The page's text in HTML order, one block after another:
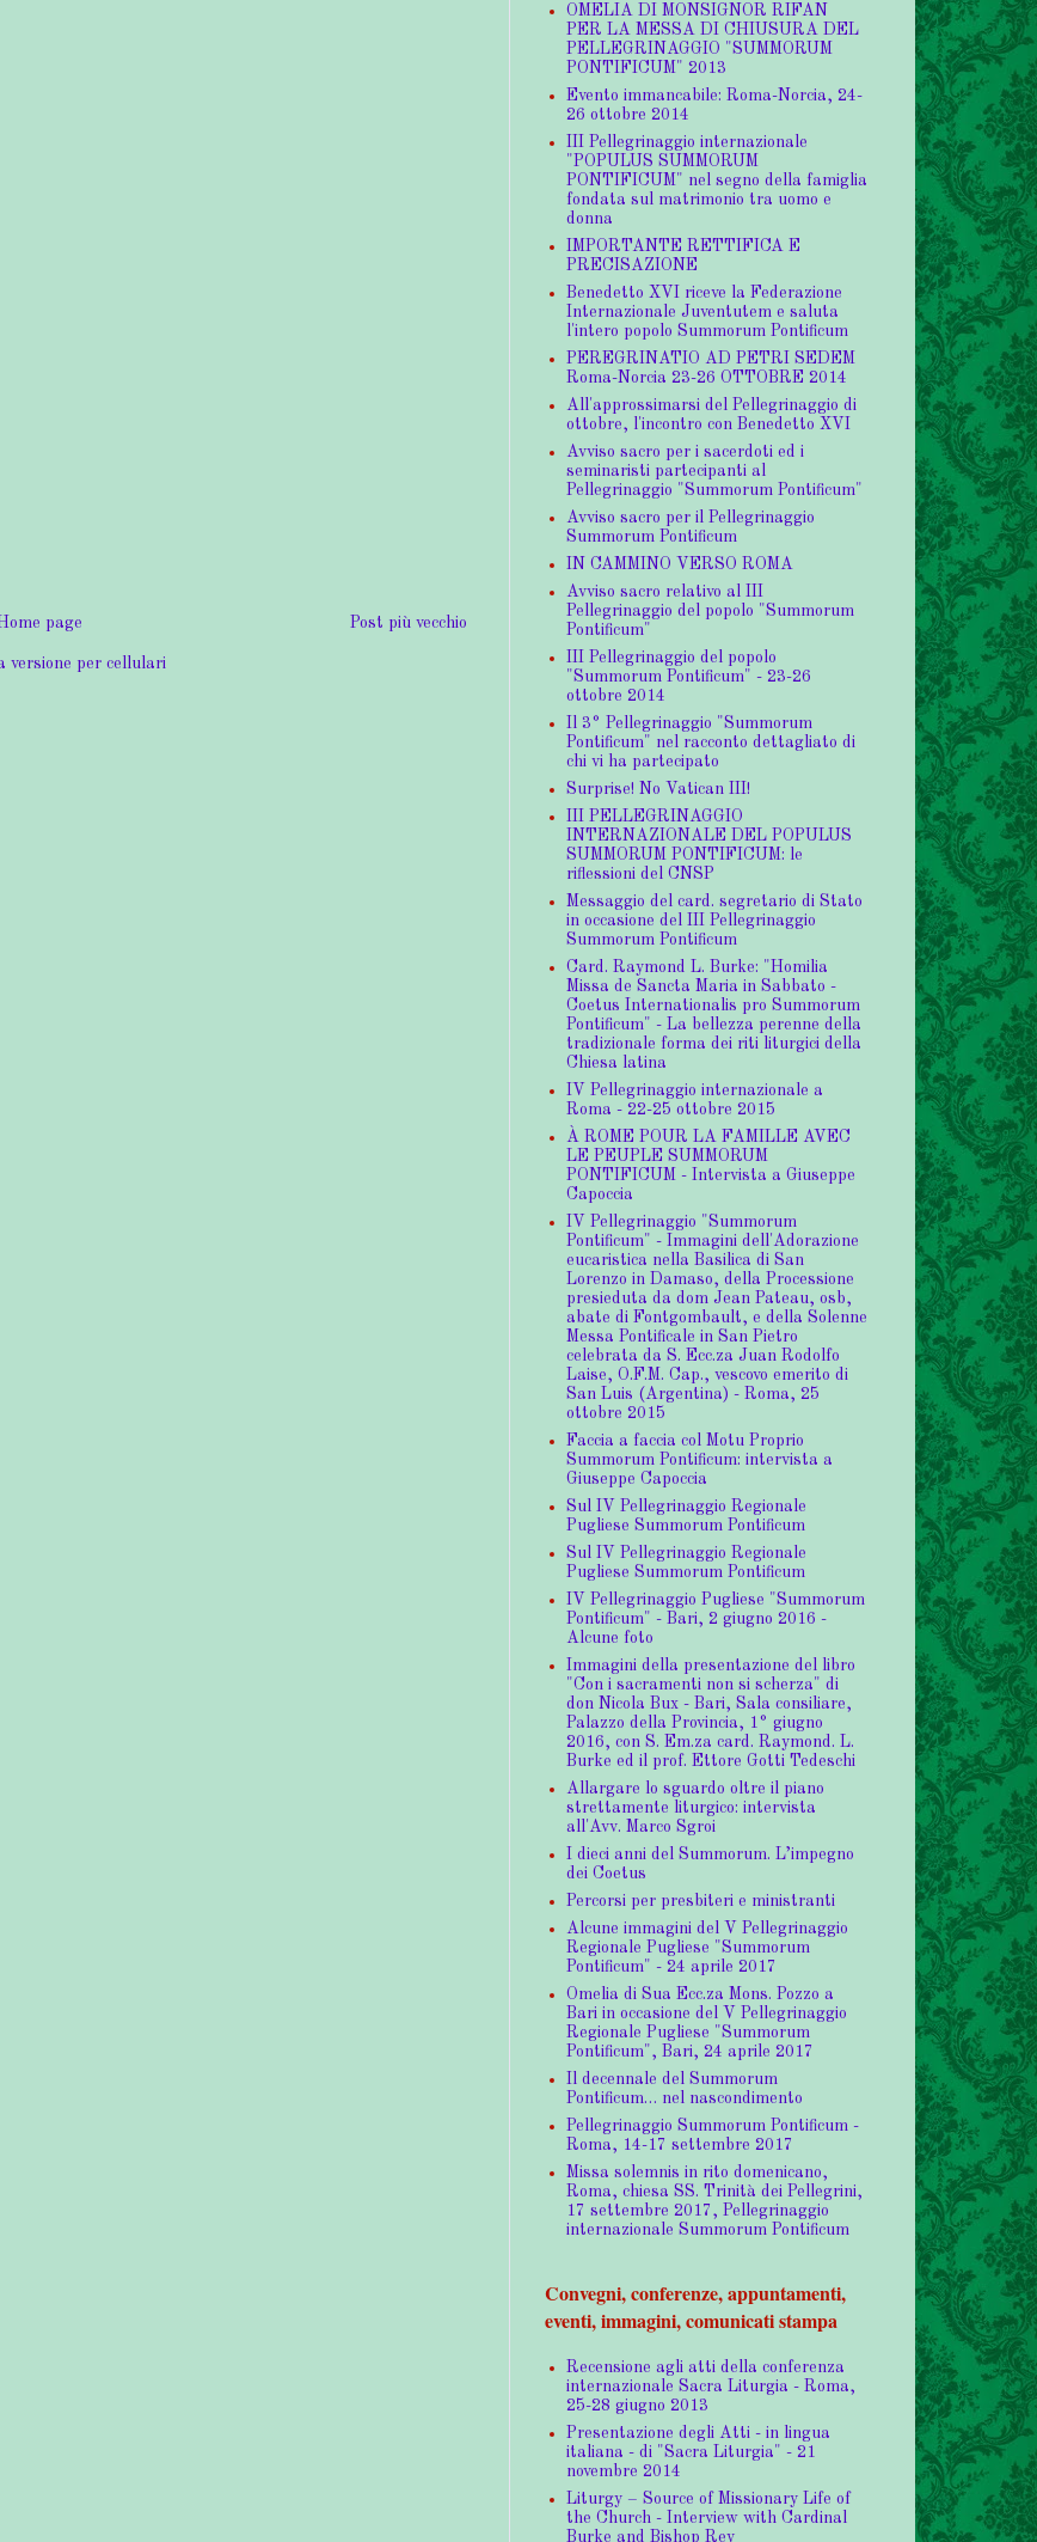
Post più vecchio
page
versione per cellulari
OMELIA DI MONSIGNOR RIFAN
PER LA MESSA DI CHIUSURA DEL
PELLEGRINAGGIO "SUMMORUM
PONTIFICUM" 2013
Evento immancabile: Roma-Norcia, 24-
26 ottobre 2014
III Pellegrinaggio internazionale
"POPULUS SUMMORUM
PONTIFICUM" nel segno della famiglia
fondata sul matrimonio tra uomo e
donna
IMPORTANTE RETTIFICA E
PRECISAZIONE
Benedetto XVI riceve la Federazione
Internazionale Juventutem e saluta
l'intero popolo Summorum Pontificum
PEREGRINATIO AD PETRI SEDEM
Roma-Norcia 23-26 OTTOBRE 2014
All'approssimarsi del Pellegrinaggio di
ottobre, l'incontro con Benedetto XVI
Avviso sacro per i sacerdoti ed i
seminaristi partecipanti al
Pellegrinaggio "Summorum Pontificum"
Avviso sacro per il Pellegrinaggio
Summorum Pontificum
IN CAMMINO VERSO ROMA
Avviso sacro relativo al III
Pellegrinaggio del popolo "Summorum
Pontificum"
III Pellegrinaggio del popolo
"Summorum Pontificum" - 23-26
ottobre 2014
Il 3° Pellegrinaggio "Summorum
Pontificum" nel racconto dettagliato di
chi vi ha partecipato
Surprise! No Vatican III!
III PELLEGRINAGGIO
INTERNAZIONALE DEL POPULUS
SUMMORUM PONTIFICUM: le
riflessioni del CNSP
Messaggio del card. segretario di Stato
in occasione del III Pellegrinaggio
Summorum Pontificum
Card. Raymond L. Burke: "Homilia
Missa de Sancta Maria in Sabbato -
Coetus Internationalis pro Summorum
Pontificum" - La bellezza perenne della
tradizionale forma dei riti liturgici della
Chiesa latina
IV Pellegrinaggio internazionale a
Roma - 22-25 ottobre 2015
À ROME POUR LA FAMILLE AVEC
LE PEUPLE SUMMORUM
PONTIFICUM - Intervista a Giuseppe
Capoccia
IV Pellegrinaggio "Summorum
Pontificum" - Immagini dell'Adorazione
eucaristica nella Basilica di San
Lorenzo in Damaso, della Processione
presieduta da dom Jean Pateau, osb,
abate di Fontgombault, e della Solenne
Messa Pontificale in San Pietro
celebrata da S. Ecc.za Juan Rodolfo
Laise, O.F.M. Cap., vescovo emerito di
San Luis (Argentina) - Roma, 25
ottobre 2015
Faccia a faccia col Motu Proprio
Summorum Pontificum: intervista a
Giuseppe Capoccia
Sul IV Pellegrinaggio Regionale
Pugliese Summorum Pontificum
Sul IV Pellegrinaggio Regionale
Pugliese Summorum Pontificum
IV Pellegrinaggio Pugliese "Summorum
Pontificum" - Bari, 2 giugno 2016 -
Alcune foto
Immagini della presentazione del libro
"Con i sacramenti non si scherza" di
don Nicola Bux - Bari, Sala consiliare,
Palazzo della Provincia, 1° giugno
2016, con S. Em.za card. Raymond. L.
Burke ed il prof. Ettore Gotti Tedeschi
Allargare lo sguardo oltre il piano
strettamente liturgico: intervista
all'Avv. Marco Sgroi
I dieci anni del Summorum. L’impegno
dei Coetus
Percorsi per presbiteri e ministranti
Alcune immagini del V Pellegrinaggio
Regionale Pugliese "Summorum
Pontificum" - 24 aprile 2017
Omelia di Sua Ecc.za Mons. Pozzo a
Bari in occasione del V Pellegrinaggio
Regionale Pugliese "Summorum
Pontificum", Bari, 24 aprile 2017
Il decennale del Summorum
Pontificum… nel nascondimento
Pellegrinaggio Summorum Pontificum -
Roma, 14-17 settembre 2017
Missa solemnis in rito domenicano,
Roma, chiesa SS. Trinità dei Pellegrini,
17 settembre 2017, Pellegrinaggio
internazionale Summorum Pontificum
Convegni, conferenze, appuntamenti,
eventi, immagini, comunicati stampa
Recensione agli atti della conferenza
internazionale Sacra Liturgia - Roma,
25-28 giugno 2013
Presentazione degli Atti - in lingua
italiana - di "Sacra Liturgia" - 21
novembre 2014
Liturgy – Source of Missionary Life of
the Church - Interview with Cardinal
Burke and Bishop Rey